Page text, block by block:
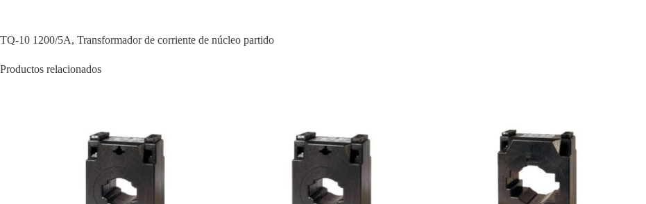
TQ-10 1200/5A, Transformador de corriente de núcleo partido
Productos relacionados